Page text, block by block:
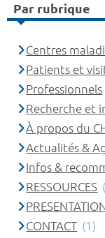
Par rubrique
Centres
Patients et
Professionnels
Recherche et
À propos du
Actualités &
Infos &
RESSOURCES
CONTACT (1)